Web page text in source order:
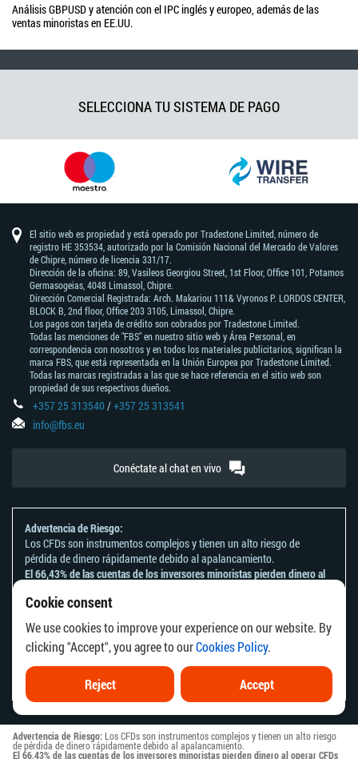
Cookie consent
We use cookies to improve your experience on our website. By
clicking "Accept", you agree to ourCookies Policy.
Reject Accept
Advertencia de Riesgo:Los CFDs son instrumentos complejos y tienen un alto riesgo
de pérdida de dinero rápidamente debido al apalancamiento.
El 66,43% de las cuentas de los inversores minoristas pierden dinero al operar CFDs
Análisis GBPUSD y atención con el IPC inglés y europeo, además de las
ventas minoristas en EE.UU.
SELECCIONA TU SISTEMA DE PAGO
El sitio web es propiedad y está operado por Tradestone Limited, número de
registro HE 353534, autorizado por la Comisión Nacional del Mercado de Valores
de Chipre, número de licencia 331/17.
Dirección de la oficina: 89, Vasileos Georgiou Street, 1st Floor, Office 101, Potamos
Germasogeias, 4048 Limassol, Chipre.
Dirección Comercial Registrada: Arch. Makariou 111& Vyronos Р. LORDOS CENTER,
BLOCK В, 2nd floor, Office 203 3105, Limassol, Chipre.
Los pagos con tarjeta de crédito son cobrados por Tradestone Limited.
Todas las menciones de "FBS" en nuestro sitio web y Área Personal, en
correspondencia con nosotros y en todos los materiales publicitarios, significan la
marca FBS, que está representada en la Unión Europea por Tradestone Limited.
Todas las marcas registradas a las que se hace referencia en el sitio web son
propiedad de sus respectivos dueños.
+357 25 313540/+357 25 313541
info@fbs.eu
Conéctate al chat en vivo
Advertencia de Riesgo:
Los CFDs son instrumentos complejos y tienen un alto riesgo de
pérdida de dinero rápidamente debido al apalancamiento.
El 66,43% de las cuentas de los inversores minoristas pierden dinero al
Deberías tener en consideración si comprendes el funcionamiento de
los CFDs y si puedes darte el lujo de arriesgarte a perder tu dinero.
Por favor consulta nuestraDeclaración y Divulgación de Riesgos.
La información en este sitio web no está dirigida a ningún residente de
ningún país o jurisdicción donde la distribución o uso de dicha
información vaya en contra a las leyes o regulaciones locales.